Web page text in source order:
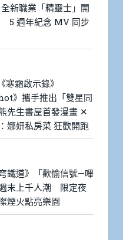
全新職業「精靈士」開
5 週年紀念 MV 同步
寒霜啟示錄》
》攜手推出「雙星同
先生書屋首發漫畫 ✕
娜妍私房菜 狂歡開跑
鐵道》「歡愉信號—嗶
末上千人潮 限定夜
煙火點亮樂園